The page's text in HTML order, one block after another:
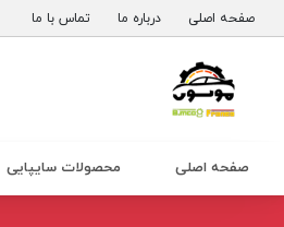
صفحه اصلی درباره ما تماس با ما
صفحه اصلی محصولات سایپایی